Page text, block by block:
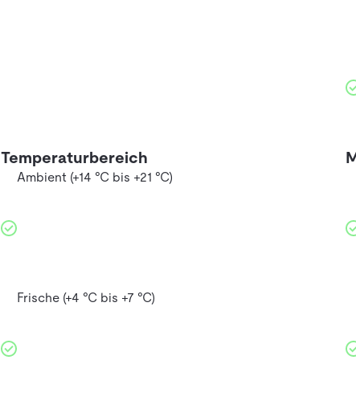
Temperaturbereich
Ambient (+14 °C bis +21 °C)
Frische (+4 °C bis +7 °C)